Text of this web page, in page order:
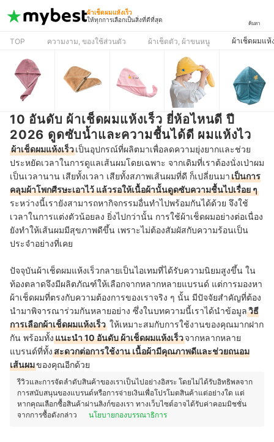
ผ้าเช็ดผมแห้งเร็ว
ให้ทุกการเลือกเป็นสิ่งที่ดีที่สุด
ค้นหา
TOP ความงาม, ของใช้ส่วนตัว ผ้าเช็ดตัว, ผ้าขนหนู ผ้าเช็ดผมแห้
10 อันดับ ผ้าเช็ดผมแห้งเร็ว ยี่ห้อไหนดี ปี
2026 ดูดซับน้ำและความชื้นได้ดี ผมแห้งไว
ผ้าเช็ดผมแห้งเร็วเป็นอุปกรณ์ที่ผลิตมาเพื่อลดความยุ่งยากและช่วย
ประหยัดเวลาในการดูแลเส้นผมโดยเฉพาะ จากเดิมที่เราต้องนั่งเป่าผม
เป็นเวลานาน เสียทั้งเวลา เสียทั้งสภาพเส้นผมที่ดี ก็เปลี่ยนมาเป็นการ
คลุมผ้าโพกศีรษะเอาไว้ แล้วรอให้เนื้อผ้านั้นดูดซับความชื้นไปเรื่อย ๆ
ระหว่างนี้เรายังสามารถหากิจกรรมอื่นทำไปพร้อมกันได้ด้วย จึงใช้
เวลาในการแต่งตัวน้อยลง ยิ่งไปกว่านั้น การใช้ผ้าเช็ดผมอย่างต่อเนื่อง
ยังทำให้เส้นผมมีสุขภาพดีขึ้น เพราะไม่ต้องสัมผัสกับความร้อนเป็น
ประจำอย่างที่เคย
ปัจจุบันผ้าเช็ดผมแห้งเร็วกลายเป็นไอเทมที่ได้รับความนิยมสูงขึ้น ใน
ท้องตลาดจึงมีผลิตภัณฑ์ให้เลือกจากหลากหลายแบรนด์ แต่การมองหา
ผ้าเช็ดผมที่ตรงกับความต้องการของเราจริง ๆ นั้น มีปัจจัยสำคัญที่ต้อง
นำมาพิจารณาร่วมกันหลายอย่าง ซึ่งในบทความนี้เราได้นำข้อมูลวิธี
การเลือกผ้าเช็ดผมแห้งเร็ว ให้เหมาะสมกับการใช้งานของคุณมากฝาก
กัน พร้อมทั้งแนะนำ 10 อันดับ ผ้าเช็ดผมแห้งเร็วจากหลากหลาย
แบรนด์ที่ทั้งสะดวกต่อการใช้งาน เนื้อผ้ามีคุณภาพดีและช่วยถนอม
เส้นผมของคุณอีกด้วย
รีวิวและการจัดลำดับสินค้าของเราเป็นไปอย่างอิสระ โดยไม่ได้รับอิทธิพลจาก
การสนับสนุนของแบรนด์หรือการจ่ายเงินเพื่อโปรโมตสินค้าแต่อย่างใด แต่
หากคุณเลือกซื้อสินค้าผ่านลิงก์ของเรา ทางเว็บไซต์อาจได้รับค่าคอมมิชชั่น
จากการซื้อดังกล่าว
นโยบายกองบรรณาธิการ